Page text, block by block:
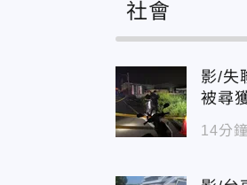
社會
影/失
被尋
14分